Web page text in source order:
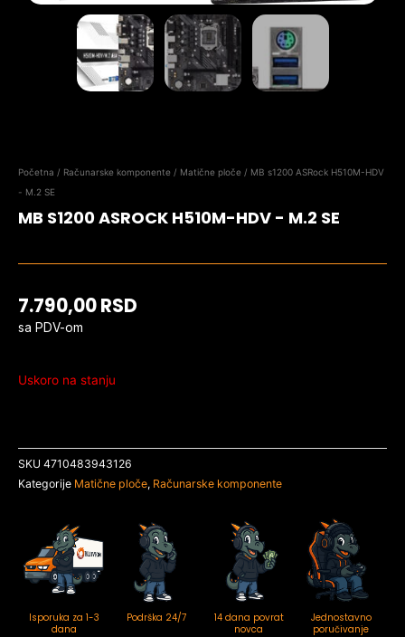
Početna / Računarske komponente / Matične ploče / MB s1200 ASRock H510M-HDV
- M.2 SE
MB S1200 ASROCK H510M-HDV - M.2 SE
7.790,00RSD
sa PDV-om
Uskoro na stanju
SKU 4710483943126
Kategorije Matične ploče, Računarske komponente
Isporuka za 1-3
dana
Podrška 24/7
14 dana povrat
novca
Jednostavno
poručivanje